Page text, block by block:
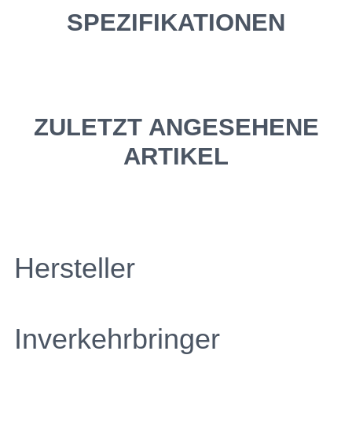
SPEZIFIKATIONEN
ZULETZT ANGESEHENE
ARTIKEL
Hersteller
Inverkehrbringer